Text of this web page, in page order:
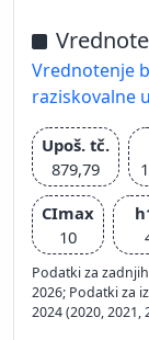
Vrednotenje
raziskovalne
Upoš. tč.
879,79
CImax
10
Podatki za
2026; Podatki za
2024 (2020, 2021,